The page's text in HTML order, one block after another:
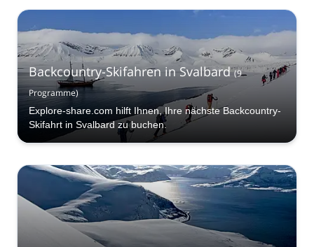
Backcountry-Skifahren in Svalbard (9
Programme)
Explore-share.com hilft Ihnen, Ihre nächste Backcountry-
Skifahrt in Svalbard zu buchen.